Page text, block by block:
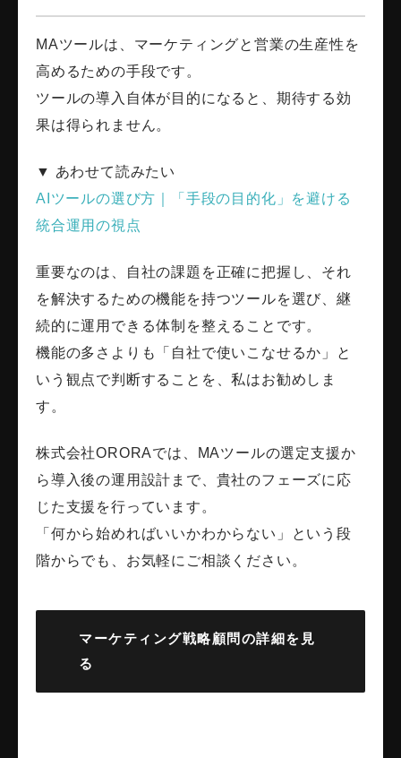
MAツールは、マーケティングと営業の生産性を
高めるための手段です。
ツールの導入自体が目的になると、期待する効
果は得られません。
▼ あわせて読みたい
AIツールの選び方｜「手段の目的化」を避ける
統合運用の視点
重要なのは、自社の課題を正確に把握し、それ
を解決するための機能を持つツールを選び、継
続的に運用できる体制を整えることです。
機能の多さよりも「自社で使いこなせるか」と
いう観点で判断することを、私はお勧めしま
す。
株式会社ORORAでは、MAツールの選定支援か
ら導入後の運用設計まで、貴社のフェーズに応
じた支援を行っています。
「何から始めればいいかわからない」という段
階からでも、お気軽にご相談ください。
マーケティング戦略顧問の詳細を見
る